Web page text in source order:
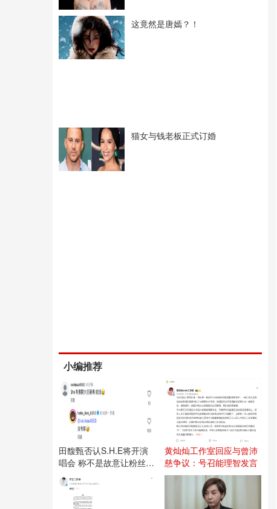
这竟然是唐嫣？！
猫女与钱老板正式订婚
小编推荐
田馥甄否认S.H.E将开演
唱会 称不是故意让粉丝失
望
黄灿灿工作室回应与曾沛
慈争议：号召能理智发言